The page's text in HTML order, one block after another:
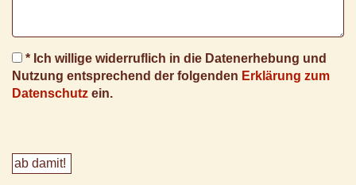
* Ich willige widerruflich in die Datenerhebung und
Nutzung entsprechend der folgenden Erklärung zum
Datenschutz ein.